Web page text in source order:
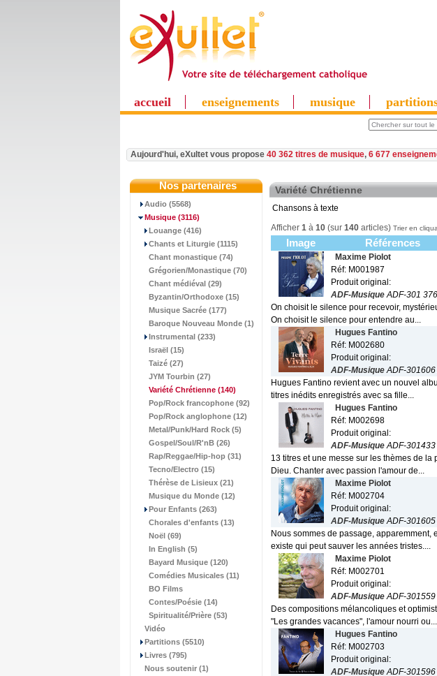
accueil enseignements musique
Aujourd'hui, eXultet vous propose 40 362 titres de musique, 6 677
Nos partenaires
Audio (5568)
Musique (3116)
Louange (416)
Chants et Liturgie (1115)
Chant monastique (74)
Grégorien/Monastique (70)
Chant médiéval (29)
Byzantin/Orthodoxe (15)
Musique Sacrée (177)
Baroque Nouveau Monde (1)
Instrumental (233)
Israël (15)
Taizé (27)
JYM Tourbin (27)
Variété Chrétienne (140)
Pop/Rock francophone (92)
Pop/Rock anglophone (12)
Metal/Punk/Hard Rock (5)
Gospel/Soul/R'nB (26)
Rap/Reggae/Hip-hop (31)
Tecno/Electro (15)
Thérèse de Lisieux (21)
Musique du Monde (12)
Pour Enfants (263)
Chorales d'enfants (13)
Noël (69)
In English (5)
Bayard Musique (120)
Comédies Musicales (11)
BO Films
Contes/Poésie (14)
Spiritualité/Prière (53)
Vidéo
Partitions (5510)
Livres (795)
Nous soutenir (1)
Variété Chrétienne
Chansons à texte
Afficher 1 à 10 (sur 140 articles) Trier en
Image Références
Maxime Piolot
Réf: M001987
Produit original:
ADF-MusiqueADF-301
On choisit le silence pour recevoir,
On choisit le silence pour entendre au...
Hugues Fantino
Réf: M002680
Produit original:
ADF-MusiqueADF-301606
Hugues Fantino revient avec un nouvel
titres inédits enregistrés avec sa fille...
Hugues Fantino
Réf: M002698
Produit original:
ADF-MusiqueADF-301433
13 titres et une messe sur les thèmes de
Dieu. Chanter avec passion l'amour de...
Maxime Piolot
Réf: M002704
Produit original:
ADF-MusiqueADF-301605
Nous sommes de passage,
existe qui peut sauver les années tristes....
Maxime Piolot
Réf: M002701
Produit original:
ADF-MusiqueADF-301559
Des compositions mélancoliques et
"Les grandes vacances", l'amour nourri ou...
Hugues Fantino
Réf: M002703
Produit original:
ADF-MusiqueADF-301596